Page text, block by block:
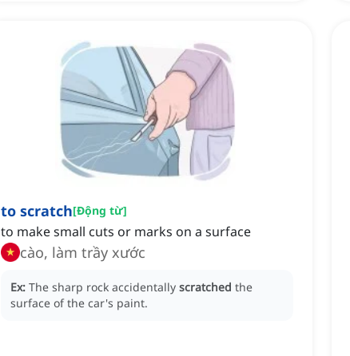
to scratch[Động từ]
to make small cuts or marks on a surface
cào, làm trầy xước
Ex: The sharp rock accidentally scratched the
surface of the car's paint.